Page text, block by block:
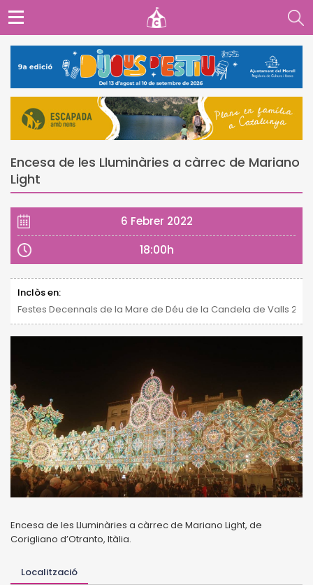
Encesa de les Lluminàries a càrrec de Mariano
Light
6 Febrer 2022
18:00h
Inclòs en:
Festes Decennals de la Mare de Déu de la Candela de Valls 2021
Encesa de les Lluminàries a càrrec de Mariano Light, de
Corigliano d’Otranto, Itàlia.
Localització